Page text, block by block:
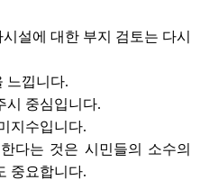
설에 대한 부지 검토는 다시
느낍니다.
시 중심입니다.
지수입니다.
다는 것은 시민들의 소수의
중요합니다.